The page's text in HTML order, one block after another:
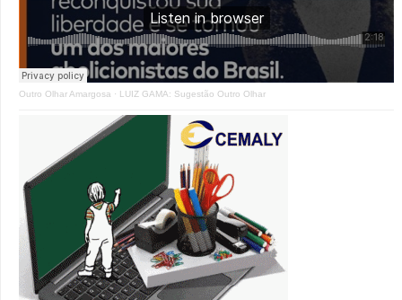
Outro Olhar Amargosa · LUIZ GAMA: Sugestão Outro Olhar